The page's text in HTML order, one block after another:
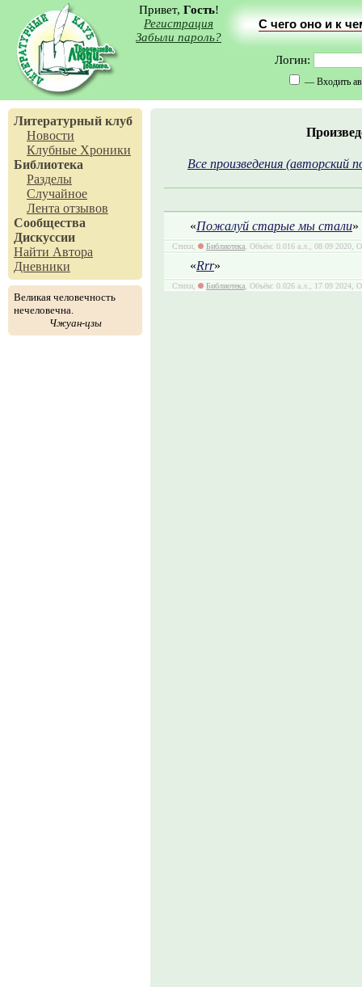
Привет, Гость!
Регистрация
Забыли пароль?
С чего оно и к
Логин:
— Входить
Литературный клуб
Новости
Клубные Хроники
Библиотека
Разделы
Случайное
Лента отзывов
Сообщества
Дискуссии
Найти Автора
Дневники
Великая человечность
нечеловечна.
Чжуан-цзы
Все произведения (авторский
«Пожалуй старые мы стали»
Стихи, Библиотека, Объём: 0.016 а.л., 08 09 2020,
«Rrr»
Стихи, Библиотека, Объём: 0.026 а.л., 17 09 2024,